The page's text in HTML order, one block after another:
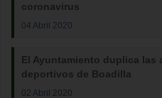
coronavirus
04 Abril 2020
El Ayuntamiento duplica las
deportivos de Boadilla
02 Abril 2020